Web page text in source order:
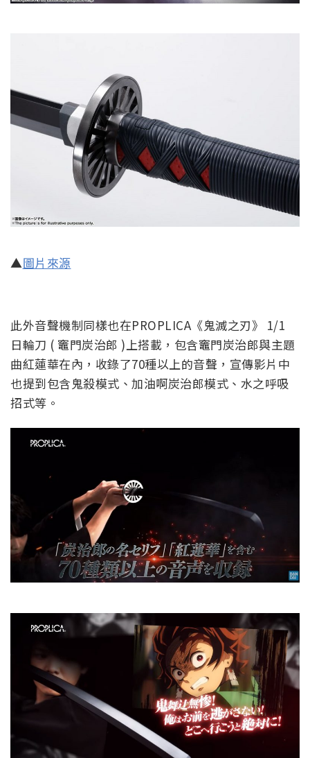
▲圖片來源
此外音聲機制同樣也在PROPLICA《鬼滅之刃》 1/1
日輪刀 ( 竈門炭治郎 )上搭載，包含竈門炭治郎與主題
曲紅蓮華在內，收錄了70種以上的音聲，宣傳影片中
也提到包含鬼殺模式、加油啊炭治郎模式、水之呼吸
招式等。